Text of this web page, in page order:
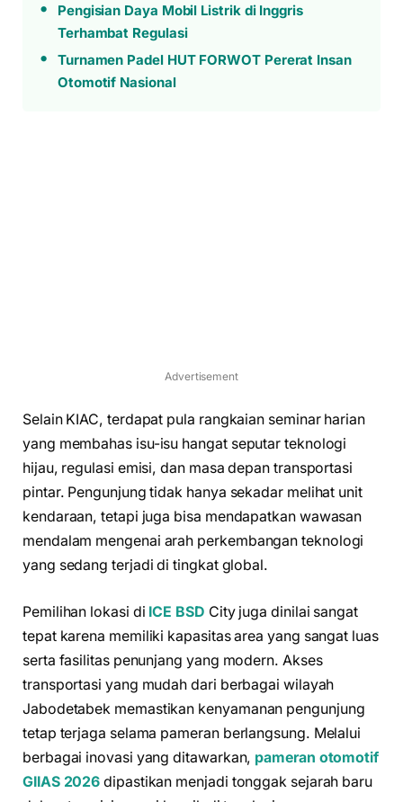
Pengisian Daya Mobil Listrik di Inggris
Terhambat Regulasi
Turnamen Padel HUT FORWOT Pererat Insan
Otomotif Nasional
Advertisement
Selain KIAC, terdapat pula rangkaian seminar harian
yang membahas isu-isu hangat seputar teknologi
hijau, regulasi emisi, dan masa depan transportasi
pintar. Pengunjung tidak hanya sekadar melihat unit
kendaraan, tetapi juga bisa mendapatkan wawasan
mendalam mengenai arah perkembangan teknologi
yang sedang terjadi di tingkat global.
Pemilihan lokasi di ICE BSD City juga dinilai sangat
tepat karena memiliki kapasitas area yang sangat luas
serta fasilitas penunjang yang modern. Akses
transportasi yang mudah dari berbagai wilayah
Jabodetabek memastikan kenyamanan pengunjung
tetap terjaga selama pameran berlangsung. Melalui
berbagai inovasi yang ditawarkan, pameran otomotif
GIIAS 2026 dipastikan menjadi tonggak sejarah baru